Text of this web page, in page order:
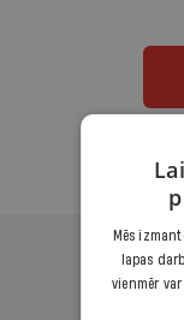
Mēs
lapas
vienmēr